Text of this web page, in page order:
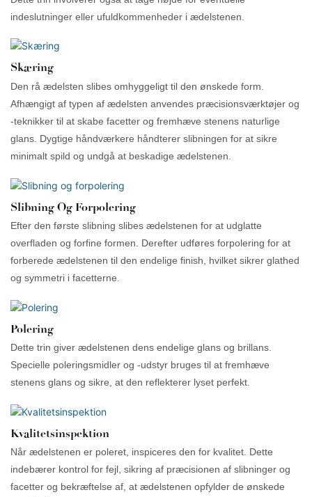
indeslutninger eller ufuldkommenheder i ædelstenen.
Skæring
Den rå ædelsten slibes omhyggeligt til den ønskede form.
Afhængigt af typen af ​​ædelsten anvendes præcisionsværktøjer og
-teknikker til at skabe facetter og fremhæve stenens naturlige
glans. Dygtige håndværkere håndterer slibningen for at sikre
minimalt spild og undgå at beskadige ædelstenen.
Slibning Og Forpolering
Efter den første slibning slibes ædelstenen for at udglatte
overfladen og forfine formen. Derefter udføres forpolering for at
forberede ædelstenen til den endelige finish, hvilket sikrer glathed
og symmetri i facetterne.
Polering
Dette trin giver ædelstenen dens endelige glans og brillans.
Specielle poleringsmidler og -udstyr bruges til at fremhæve
stenens glans og sikre, at den reflekterer lyset perfekt.
Kvalitetsinspektion
Når ædelstenen er poleret, inspiceres den for kvalitet. Dette
indebærer kontrol for fejl, sikring af præcisionen af ​​slibninger og
facetter og bekræftelse af, at ædelstenen opfylder de ønskede